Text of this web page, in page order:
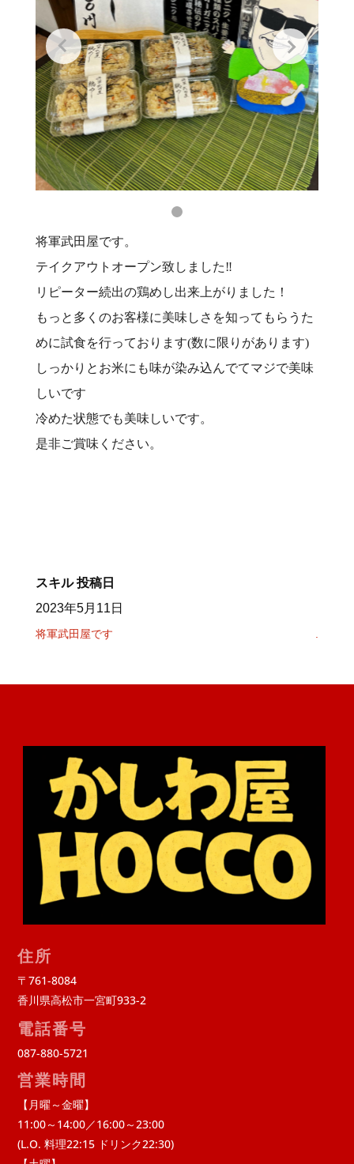
将軍武田屋です。
テイクアウトオープン致しました‼️
リピーター続出の鶏めし出来上がりました！
もっと多くのお客様に美味しさを知ってもらうた
めに試食を行っております(数に限りがあります)
しっかりとお米にも味が染み込んでてマジで美味
しいです
冷めた状態でも美味しいです。
是非ご賞味ください。
スキル 投稿日
2023年5月11日
将軍武田屋です
住所
〒761-8084
香川県高松市一宮町933-2
電話番号
087-880-5721
営業時間
【月曜～金曜】
11:00～14:00／16:00～23:00
(L.O. 料理22:15 ドリンク22:30)